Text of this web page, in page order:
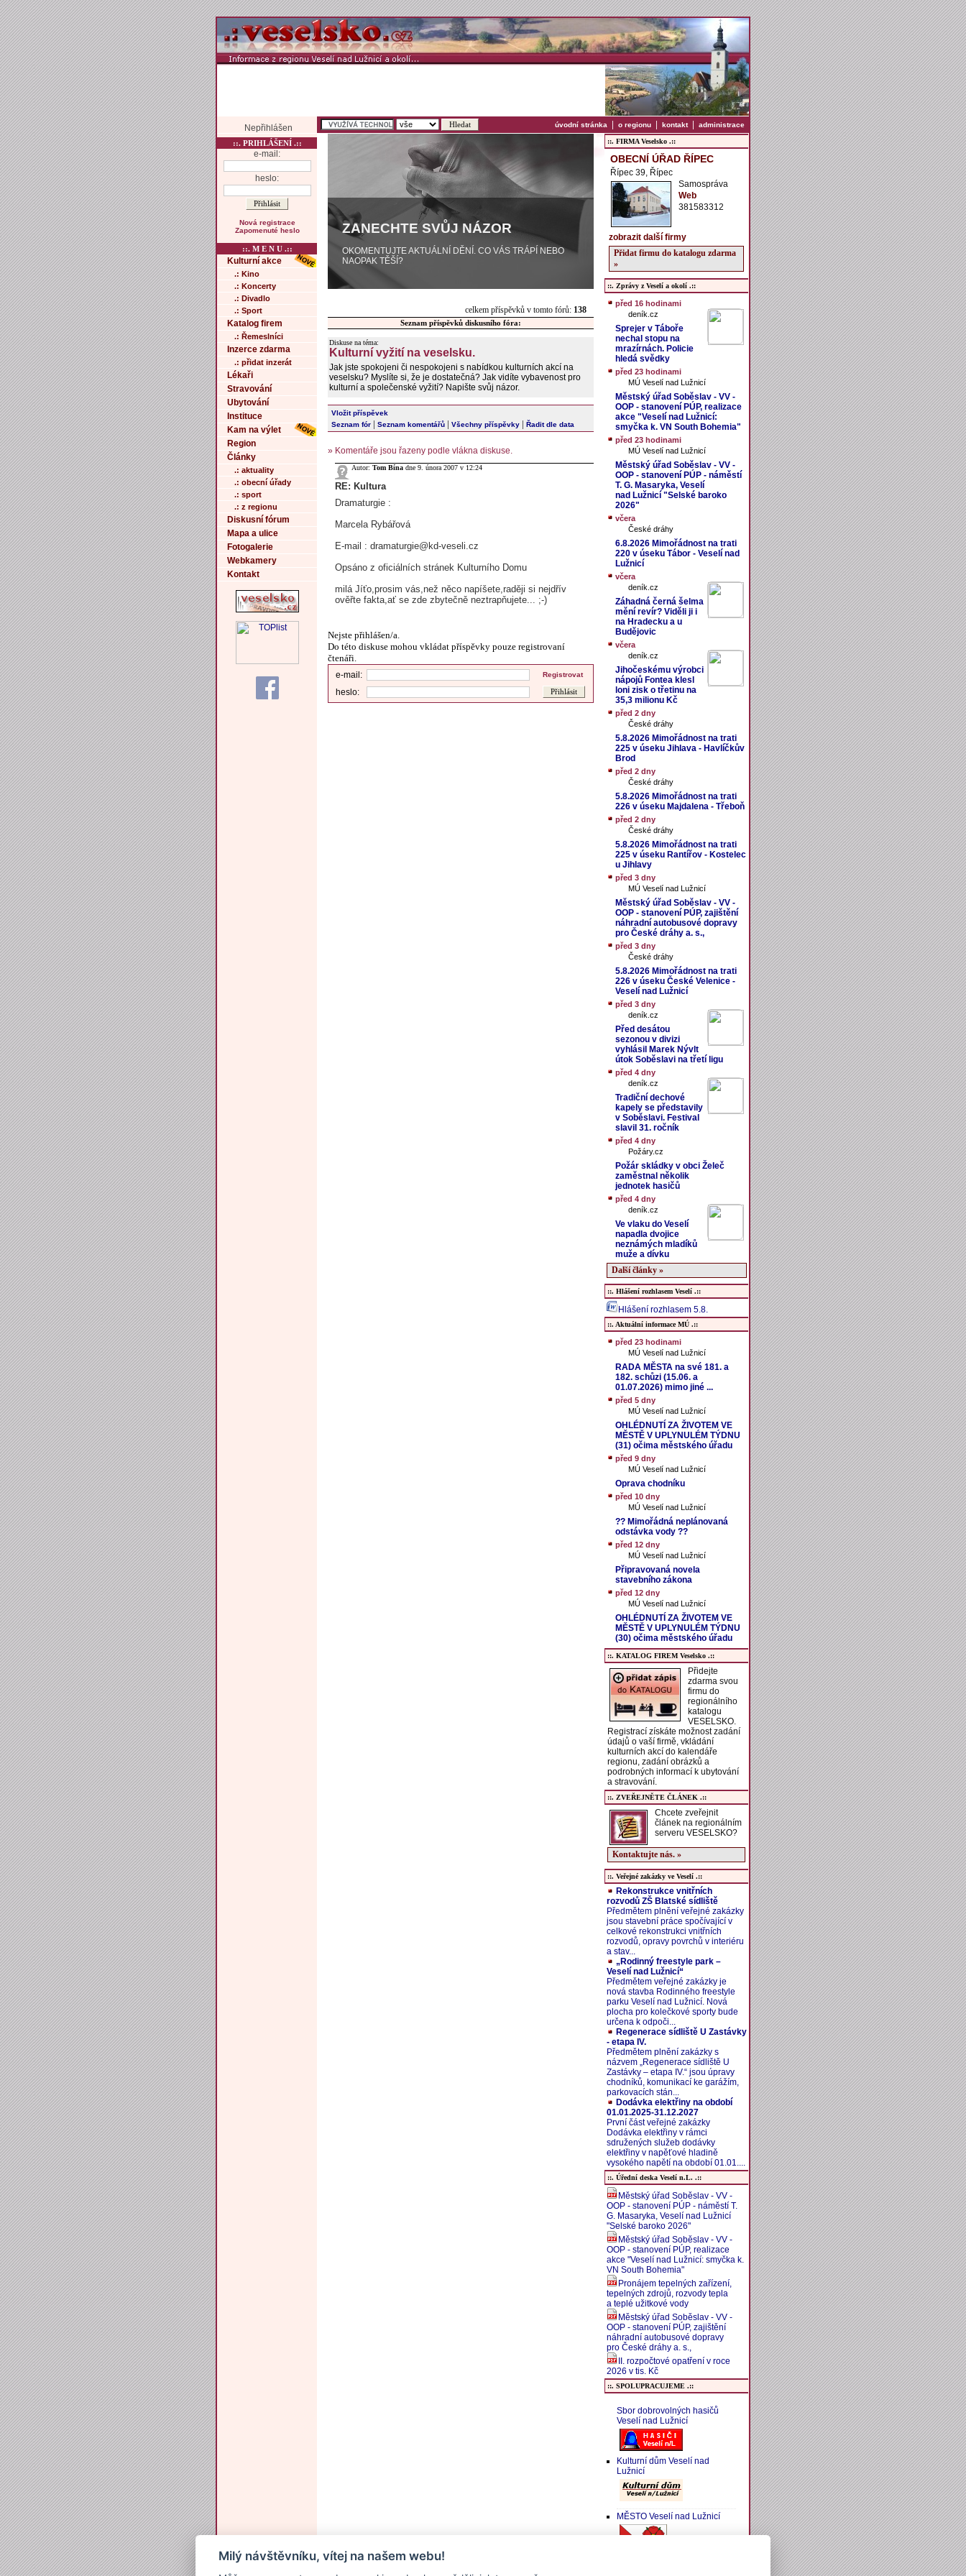
Nepřihlášen úvodní stránka | o regionu | kontakt| administrace
::. PRIHLÁŠENÍ .::
e-mail:
heslo:
Nová registrace
Zapomenuté heslo
::. M E N U .::
Kulturní akce
.: Kino
.: Koncerty
.: Divadlo
.: Sport
Katalog firem
.: Řemeslníci
Inzerce zdarma
.: přidat inzerát
Lékaři
Stravování
Ubytování
Instituce
Kam na výlet
Region
Články
.: aktuality
.: obecní úřady
.: sport
.: z regionu
Diskusní fórum
Mapa a ulice
Fotogalerie
Webkamery
Kontakt
ZANECHTE SVŮJ NÁZOR
OKOMENTUJTE AKTUÁLNÍ DĚNÍ. CO VÁS TRÁPÍ NEBO
NAOPAK TĚŠÍ?
celkem příspěvků v tomto fórů: 138
Seznam příspěvků diskusního fóra:
Diskuse na téma:
Kulturní vyžití na veselsku.
Jak jste spokojeni či nespokojeni s nabídkou kulturních akcí na
veselsku? Myslíte si, že je dostatečná? Jak vidíte vybavenost pro
kulturní a společenské vyžití? Napište svůj názor.
Vložit příspěvek
Seznam fór | Seznam komentářů | Všechny příspěvky | Řadit dle data
» Komentáře jsou řazeny podle vlákna diskuse.
Autor: Tom Bína dne 9. února 2007 v 12:24
RE: Kultura
Dramaturgie :
Marcela Rybářová
E-mail : dramaturgie@kd-veseli.cz
Opsáno z oficiálních stránek Kulturního Domu
milá Jíťo,prosim vás,než něco napíšete,raději si nejdřív
ověřte fakta,ať se zde zbytečně neztrapňujete... ;-)
Nejste přihlášen/a.
Do této diskuse mohou vkládat příspěvky pouze registrovaní
čtenáři.
e-mail: Registrovat
heslo:
::. FIRMA Veselsko .::
OBECNÍ ÚŘAD ŘÍPEC
Řípec 39, Řípec
Samospráva
Web
381583312
zobrazit další firmy
Přidat firmu do katalogu zdarma
»
::. Zprávy z Veselí a okolí .::
před 16 hodinami
deník.cz
Sprejer v Táboře
nechal stopu na
mrazírnách. Policie
hledá svědky
před 23 hodinami
MÚ Veselí nad Lužnicí
Městský úřad Soběslav - VV -
OOP - stanovení PÚP, realizace
akce "Veselí nad Lužnicí:
smyčka k. VN South Bohemia"
před 23 hodinami
MÚ Veselí nad Lužnicí
Městský úřad Soběslav - VV -
OOP - stanovení PÚP - náměstí
T. G. Masaryka, Veselí
nad Lužnicí "Selské baroko
2026"
včera
České dráhy
6.8.2026 Mimořádnost na trati
220 v úseku Tábor - Veselí nad
Lužnicí
včera
deník.cz
Záhadná černá šelma
mění revír? Viděli ji i
na Hradecku a u
Budějovic
včera
deník.cz
Jihočeskému výrobci
nápojů Fontea klesl
loni zisk o třetinu na
35,3 milionu Kč
před 2 dny
České dráhy
5.8.2026 Mimořádnost na trati
225 v úseku Jihlava - Havlíčkův
Brod
před 2 dny
České dráhy
5.8.2026 Mimořádnost na trati
226 v úseku Majdalena - Třeboň
před 2 dny
České dráhy
5.8.2026 Mimořádnost na trati
225 v úseku Rantířov - Kostelec
u Jihlavy
před 3 dny
MÚ Veselí nad Lužnicí
Městský úřad Soběslav - VV -
OOP - stanovení PÚP, zajištění
náhradní autobusové dopravy
pro České dráhy a. s.,
před 3 dny
České dráhy
5.8.2026 Mimořádnost na trati
226 v úseku České Velenice -
Veselí nad Lužnicí
před 3 dny
deník.cz
Před desátou
sezonou v divizi
vyhlásil Marek Nývlt
útok Soběslavi na třetí ligu
před 4 dny
deník.cz
Tradiční dechové
kapely se představily
v Soběslavi. Festival
slavil 31. ročník
před 4 dny
Požáry.cz
Požár skládky v obci Želeč
zaměstnal několik
jednotek hasičů
před 4 dny
deník.cz
Ve vlaku do Veselí
napadla dvojice
neznámých mladíků
muže a dívku
Další články »
::. Hlášení rozhlasem Veselí .::
Hlášení rozhlasem 5.8.
::. Aktuální informace MÚ .::
před 23 hodinami
MÚ Veselí nad Lužnicí
RADA MĚSTA na své 181. a
182. schůzi (15.06. a
01.07.2026) mimo jiné ...
před 5 dny
MÚ Veselí nad Lužnicí
OHLÉDNUTÍ ZA ŽIVOTEM VE
MĚSTĚ V UPLYNULÉM TÝDNU
(31) očima městského úřadu
před 9 dny
MÚ Veselí nad Lužnicí
Oprava chodníku
před 10 dny
MÚ Veselí nad Lužnicí
?? Mimořádná neplánovaná
odstávka vody ??
před 12 dny
MÚ Veselí nad Lužnicí
Připravovaná novela
stavebního zákona
před 12 dny
MÚ Veselí nad Lužnicí
OHLÉDNUTÍ ZA ŽIVOTEM VE
MĚSTĚ V UPLYNULÉM TÝDNU
(30) očima městského úřadu
::. KATALOG FIREM Veselsko .::
Přidejte
zdarma svou
firmu do
regionálního
katalogu
VESELSKO.
Registrací získáte možnost zadání
údajů o vaší firmě, vkládání
kulturních akcí do kalendáře
regionu, zadání obrázků a
podrobných informací k ubytování
a stravování.
::. ZVEŘEJNĚTE ČLÁNEK .::
Chcete zveřejnit
článek na regionálním
serveru VESELSKO?
Kontaktujte nás. »
::. Veřejné zakázky ve Veselí .::
Rekonstrukce vnitřních
rozvodů ZŠ Blatské sídliště
Předmětem plnění veřejné zakázky
jsou stavební práce spočívající v
celkové rekonstrukci vnitřních
rozvodů, opravy povrchů v interiéru
a stav...
„Rodinný freestyle park –
Veselí nad Lužnicí“
Předmětem veřejné zakázky je
nová stavba Rodinného freestyle
parku Veselí nad Lužnicí. Nová
plocha pro kolečkové sporty bude
určena k odpoči...
Regenerace sídliště U Zastávky
- etapa IV.
Předmětem plnění zakázky s
názvem „Regenerace sídliště U
Zastávky – etapa IV.“ jsou úpravy
chodníků, komunikací ke garážím,
parkovacích stán...
Dodávka elektřiny na období
01.01.2025-31.12.2027
První část veřejné zakázky
Dodávka elektřiny v rámci
sdružených služeb dodávky
elektřiny v napěťové hladině
vysokého napětí na období 01.01....
::. Úřední deska Veselí n.L. .::
Městský úřad Soběslav - VV -
OOP - stanovení PÚP - náměstí T.
G. Masaryka, Veselí nad Lužnicí
"Selské baroko 2026"
Městský úřad Soběslav - VV -
OOP - stanovení PÚP, realizace
akce "Veselí nad Lužnicí: smyčka k.
VN South Bohemia"
Pronájem tepelných zařízení,
tepelných zdrojů, rozvody tepla
a teplé užitkové vody
Městský úřad Soběslav - VV -
OOP - stanovení PÚP, zajištění
náhradní autobusové dopravy
pro České dráhy a. s.,
II. rozpočtové opatření v roce
2026 v tis. Kč
::. SPOLUPRACUJEME .::
Sbor dobrovolných hasičů
Veselí nad Lužnicí
Kulturní dům Veselí nad
Lužnicí
MĚSTO Veselí nad Lužnicí
Milý návštěvníku, vítej na našem webu!